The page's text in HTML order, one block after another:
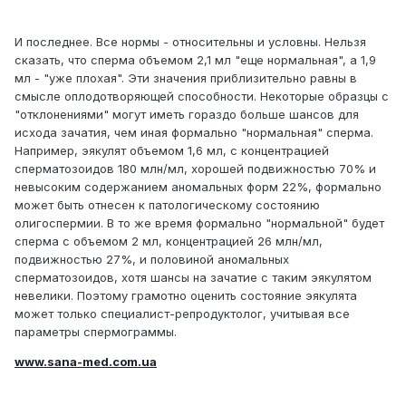
И последнее. Все нормы - относительны и условны. Нельзя
сказать, что сперма объемом 2,1 мл "еще нормальная", а 1,9
мл - "уже плохая". Эти значения приблизительно равны в
смысле оплодотворяющей способности. Некоторые образцы с
"отклонениями" могут иметь гораздо больше шансов для
исхода зачатия, чем иная формально "нормальная" сперма.
Например, эякулят объемом 1,6 мл, с концентрацией
сперматозоидов 180 млн/мл, хорошей подвижностью 70% и
невысоким содержанием аномальных форм 22%, формально
может быть отнесен к патологическому состоянию
олигоспермии. В то же время формально "нормальной" будет
сперма с объемом 2 мл, концентрацией 26 млн/мл,
подвижностью 27%, и половиной аномальных
сперматозоидов, хотя шансы на зачатие с таким эякулятом
невелики. Поэтому грамотно оценить состояние эякулята
может только специалист-репродуктолог, учитывая все
параметры спермограммы.
www.sana-med.com.ua